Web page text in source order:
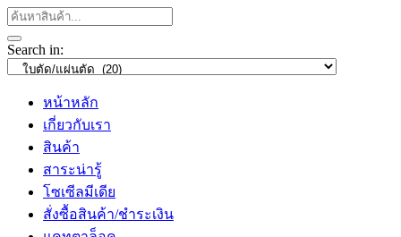
Search in:
หน้าหลัก
เกี่ยวกับเรา
สินค้า
สาระน่ารู้
โซเซีลมีเดีย
สั่งซื้อสินค้า/ชำระเงิน